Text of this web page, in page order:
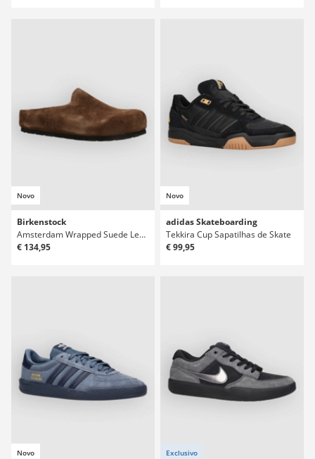
Novo
Birkenstock
Amsterdam Wrapped Suede Leather Sandálias
€ 134,95
Novo
adidas Skateboarding
Tekkira Cup Sapatilhas de Skate
€ 99,95
Novo Exclusivo